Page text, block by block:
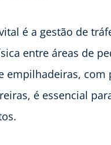
é a gestão de
entre áreas de
empilhadeiras, com
é essencial